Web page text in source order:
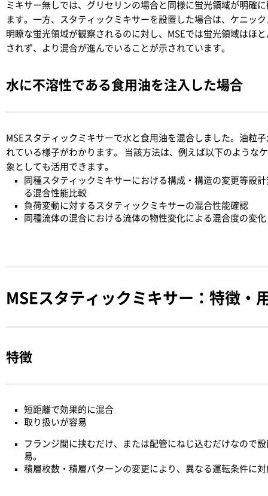
ミキサー無しでは、グリセリンの場合と同様に蛍光領域が明確
ます。一方、スタティックミキサーを設置した場合は、ケニッ
明瞭な蛍光領域が観察されるのに対し、MSEでは蛍光領域はほ
されず、より混合が進んでいることが示されています。
水に不溶性である食用油を注入した場合
MSEスタティックミキサーで水と食用油を混合しました。油粒
れている様子がわかります。 当該方法は、例えば以下のような
象としても活用できます。
同種スタティックミキサーにおける構成・構造の変更等設
る混合性能比較
負荷変動に対するスタティックミキサーの混合性能確認
同種流体の混合における流体の物性変化による混合度の変化
MSEスタティックミキサー：特徴・
特徴
短距離で効果的に混合
取り扱いが容易
フランジ間に挟むだけ、または配管にねじ込むだけなので
易。
積層枚数・積層パターンの変更により、異なる運転条件に